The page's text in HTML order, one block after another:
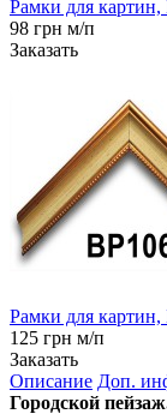
Рамки для картин,
98 грн м/п
Заказать
Рамки для картин,
125 грн м/п
Заказать
Описание Доп.
Городской